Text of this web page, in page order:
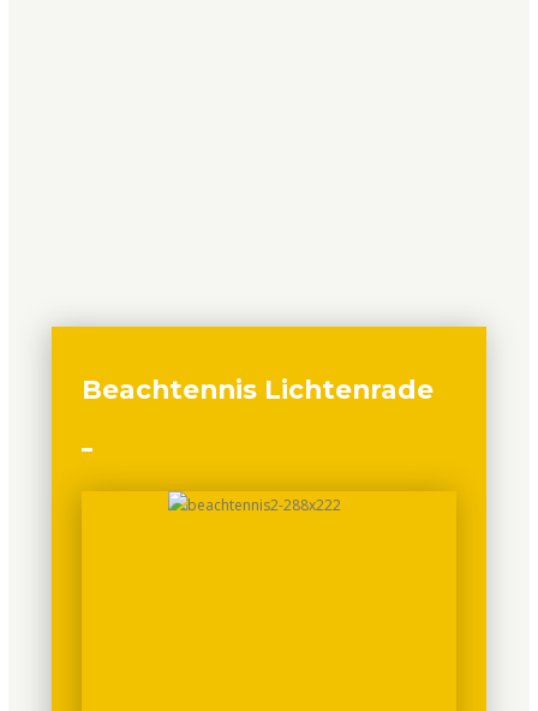
Beachtennis Lichtenrade